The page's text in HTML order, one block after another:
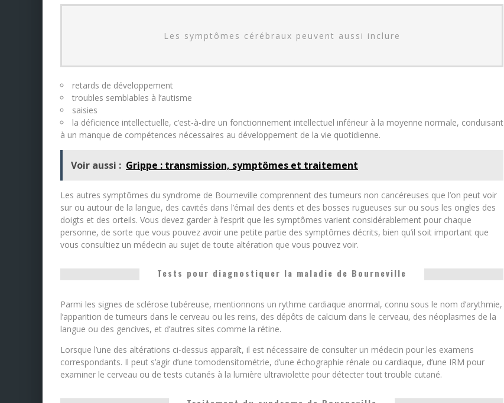
Les symptômes cérébraux peuvent aussi inclure
retards de développement
troubles semblables à l’autisme
saisies
la déficience intellectuelle, c’est-à-dire un fonctionnement intellectuel inférieur à la moyenne normale, conduisant
à un manque de compétences nécessaires au développement de la vie quotidienne.
Voir aussi : Grippe : transmission, symptômes et traitement
Les autres symptômes du syndrome de Bourneville comprennent des tumeurs non cancéreuses que l’on peut voir
sur ou autour de la langue, des cavités dans l’émail des dents et des bosses rugueuses sur ou sous les ongles des
doigts et des orteils. Vous devez garder à l’esprit que les symptômes varient considérablement pour chaque
personne, de sorte que vous pouvez avoir une petite partie des symptômes décrits, bien qu’il soit important que
vous consultiez un médecin au sujet de toute altération que vous pouvez voir.
Tests pour diagnostiquer la maladie de Bourneville
Parmi les signes de sclérose tubéreuse, mentionnons un rythme cardiaque anormal, connu sous le nom d’arythmie,
l’apparition de tumeurs dans le cerveau ou les reins, des dépôts de calcium dans le cerveau, des néoplasmes de la
langue ou des gencives, et d’autres sites comme la rétine.
Lorsque l’une des altérations ci-dessus apparaît, il est nécessaire de consulter un médecin pour les examens
correspondants. Il peut s’agir d’une tomodensitométrie, d’une échographie rénale ou cardiaque, d’une IRM pour
examiner le cerveau ou de tests cutanés à la lumière ultraviolette pour détecter tout trouble cutané.